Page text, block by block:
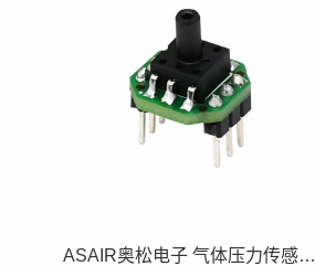
ASAIR奥松电子 气体压力传感器模块 表压型传感器 AGR12